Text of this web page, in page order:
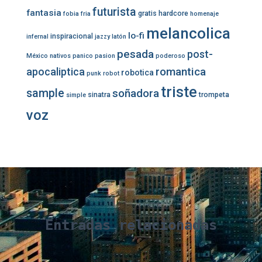
fantasia fobia fria futurista gratis hardcore homenaje
infernal inspiracional jazzy latón lo-fi melancolica
México nativos panico pasion pesada poderoso post-
apocaliptica punk robot robotica romantica
sample simple sinatra soñadoratriste trompeta
voz
Entradas relacionadas